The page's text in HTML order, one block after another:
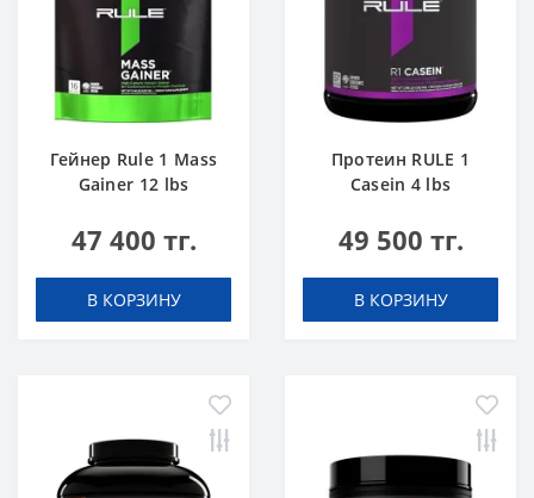
Гейнер Rule 1 Mass
Gainer 12 lbs
47 400 тг.
В КОРЗИНУ
Протеин RULE 1
Casein 4 lbs
Мороженое
49 500 тг.
В КОРЗИНУ